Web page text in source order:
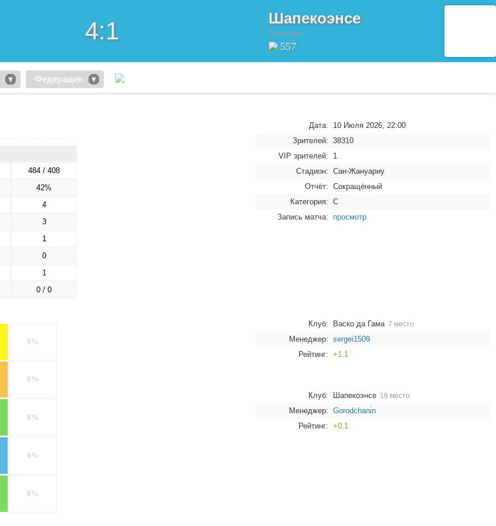
4:1 Шапекоэнсе
Бразилия
557
Федерация
Дата:
10 Июля 2026, 22:00
Зрителей: 38310
VIP зрителей:
1
Стадион: Сан-Жануариу
Отчёт: Сокращённый
Категория: C
Запись матча:
просмотр
484 / 408
42%
4
3
1
0
1
0 / 0
0%
0%
0%
0%
0%
Клуб: Васко да Гама 7 место
Менеджер: sergei1509
Рейтинг: +1.1
Клуб: Шапекоэнсе 16 место
Менеджер: Gorodchanin
Рейтинг: +0.1